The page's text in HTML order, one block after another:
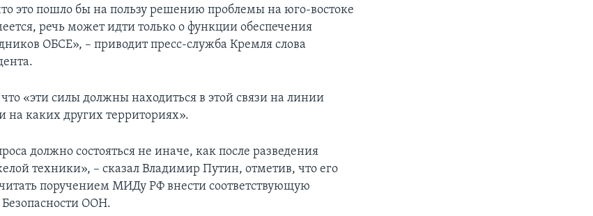
это пошло бы на пользу решению проблемы на юго-востоке
речь может идти только о функции обеспечения
ОБСЕ», – приводит пресс-служба Кремля слова
«эти силы должны находиться в этой связи на линии
на каких других территориях».
должно состояться не иначе, как после разведения
техники», – сказал Владимир Путин, отметив, что его
поручением МИДу РФ внести соответствующую
ООН.